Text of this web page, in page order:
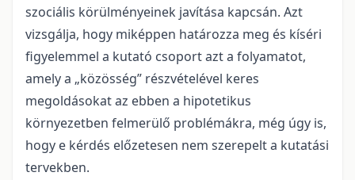
szociális körülményeinek javítása kapcsán. Azt
vizsgálja, hogy miképpen határozza meg és kíséri
figyelemmel a kutató csoport azt a folyamatot,
amely a „közösség” részvételével keres
megoldásokat az ebben a hipotetikus
környezetben felmerülő problémákra, még úgy is,
hogy e kérdés előzetesen nem szerepelt a kutatási
tervekben.